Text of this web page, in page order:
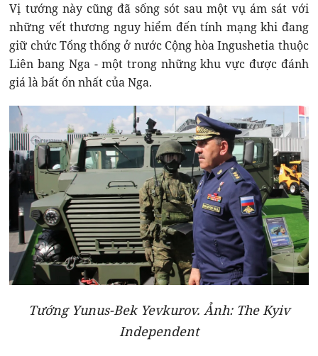
Vị tướng này cũng đã sống sót sau một vụ ám sát với
những vết thương nguy hiểm đến tính mạng khi đang
giữ chức Tổng thống ở nước Cộng hòa Ingushetia thuộc
Liên bang Nga - một trong những khu vực được đánh
giá là bất ổn nhất của Nga.
Tướng Yunus-Bek Yevkurov. Ảnh: The Kyiv
Independent